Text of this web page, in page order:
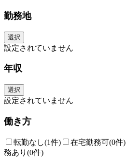
勤務地
選択
設定されていません
年収
選択
設定されていません
働き方
転勤なし(1件) 在宅勤務可(0件)
務あり (0件)